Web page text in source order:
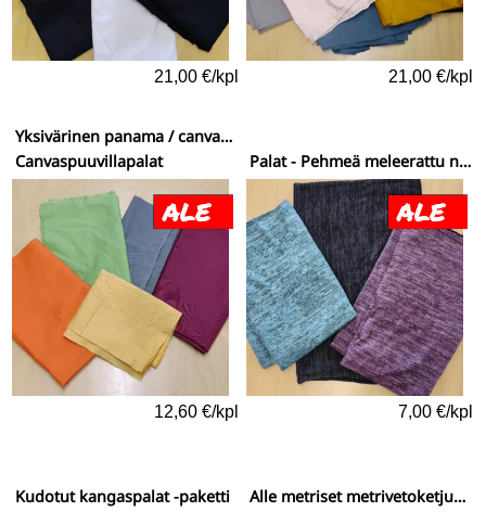
21,00 €/kpl 21,00 €/kpl
Yksivärinen panama / canvaspuuvilla
Canvaspuuvillapalat
12,60 €/kpl
Palat - Pehmeä meleerattu neulos
7,00 €/kpl
Kudotut kangaspalat -paketti Alle metriset metrivetoketjun palat